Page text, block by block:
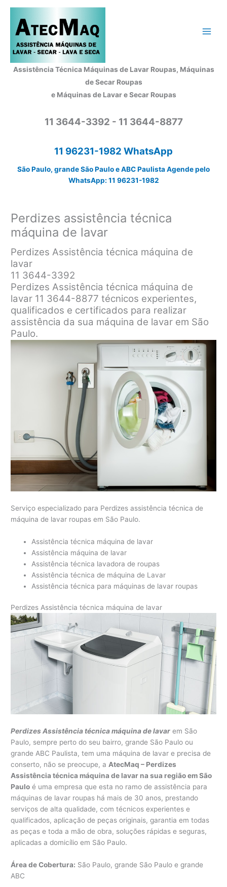
Assistência Técnica Máquinas de Lavar Roupas, Máquinas
de Secar Roupas
e Máquinas de Lavar e Secar Roupas
11 3644-3392 - 11 3644-8877
11 96231-1982 WhatsApp
São Paulo, grande São Paulo e ABC Paulista Agende pelo
WhatsApp: 11 96231-1982
Perdizes assistência técnica
máquina de lavar
Perdizes Assistência técnica máquina de
lavar
11 3644-3392
Perdizes Assistência técnica máquina de
lavar 11 3644-8877 técnicos experientes,
qualificados e certificados para realizar
assistência da sua máquina de lavar em São
Paulo.
Serviço especializado para Perdizes assistência técnica de
máquina de lavar roupas em São Paulo.
Assistência técnica máquina de lavar
Assistência máquina de lavar
Assistência técnica lavadora de roupas
Assistência técnica de máquina de Lavar
Assistência técnica para máquinas de lavar roupas
Perdizes Assistência técnica máquina de lavar
Perdizes Assistência técnica máquina de lavar em São
Paulo, sempre perto do seu bairro, grande São Paulo ou
grande ABC Paulista, tem uma máquina de lavar e precisa de
conserto, não se preocupe, aAtecMaq – Perdizes
Assistência técnica máquina de lavar na sua região em São
Paulo é uma empresa que esta no ramo de assistência para
máquinas de lavar roupas há mais de 30 anos, prestando
serviços de alta qualidade, com técnicos experientes e
qualificados, aplicação de peças originais, garantia em todas
as peças e toda a mão de obra, soluções rápidas e seguras,
aplicadas a domicílio em São Paulo.
Área de Cobertura: São Paulo, grande São Paulo e grande
ABC